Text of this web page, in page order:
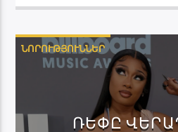
ՆՈՐՈՒԹՅՈՒՆՆԵՐ
ՌԵՓԸ